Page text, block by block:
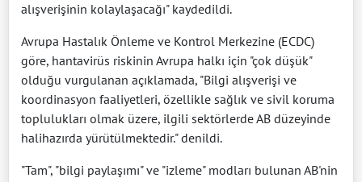
alışverişinin kolaylaşacağı" kaydedildi.
Avrupa Hastalık Önleme ve Kontrol Merkezine (ECDC)
göre, hantavirüs riskinin Avrupa halkı için "çok düşük"
olduğu vurgulanan açıklamada, "Bilgi alışverişi ve
koordinasyon faaliyetleri, özellikle sağlık ve sivil koruma
toplulukları olmak üzere, ilgili sektörlerde AB düzeyinde
halihazırda yürütülmektedir." denildi.
"Tam", "bilgi paylaşımı" ve "izleme" modları bulunan AB'nin